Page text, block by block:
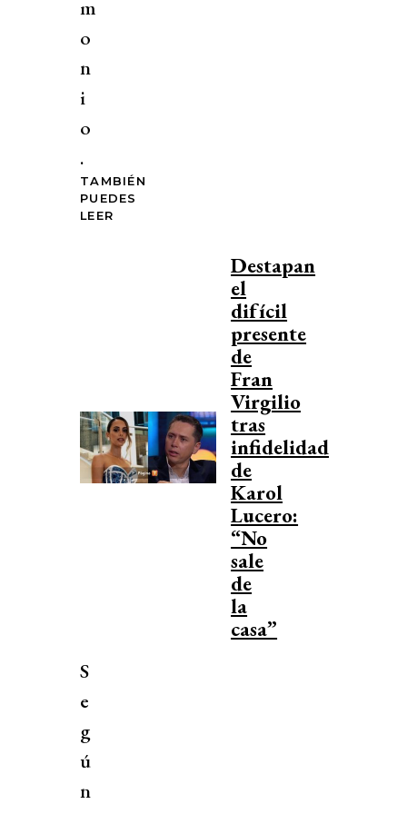
m
o
n
i
o
.
TAMBIÉN
PUEDES
LEER
Destapan
el
difícil
presente
de
Fran
Virgilio
tras
infidelidad
de
Karol
Lucero:
“No
sale
de
la
casa”
S
e
g
ú
n